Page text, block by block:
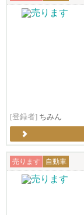
[登録者] ちみん
売ります 自動車